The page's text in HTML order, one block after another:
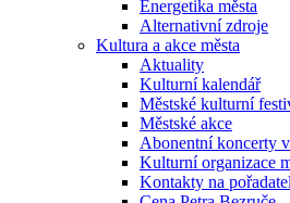
Energetika města
Alternativní zdroje
Kultura a akce města
Aktuality
Kulturní kalendář
Městské kulturní
Městské akce
Abonentní koncerty
Kulturní organizace
Kontakty na